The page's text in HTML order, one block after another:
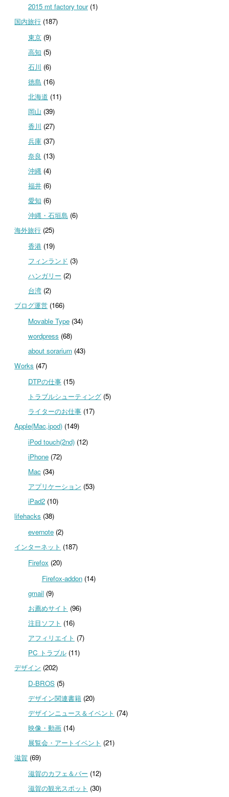
2015 mt factory tour(1)
国内旅行 (187)
東京(9)
高知 (5)
石川 (6)
徳島 (16)
北海道 (11)
岡山 (39)
香川 (27)
兵庫(37)
奈良 (13)
沖縄(4)
福井(6)
愛知 (6)
沖縄・石垣島 (6)
海外旅行 (25)
香港(19)
フィンランド (3)
ハンガリー (2)
台湾(2)
ブログ運営 (166)
Movable Type(34)
wordpress (68)
about sorarium(43)
Works (47)
DTPの仕事(15)
トラブルシューティング(5)
ライターのお仕事(17)
Apple(Mac,ipod) (149)
iPod touch(2nd)(12)
iPhone(72)
Mac(34)
アプリケーション (53)
iPad2(10)
lifehacks (38)
evernote(2)
インターネット (187)
Firefox (20)
Firefox-addon(14)
gmail (9)
お薦めサイト (96)
注目ソフト (16)
アフィリエイト (7)
PC トラブル(11)
デザイン (202)
D-BROS(5)
デザイン関連書籍(20)
デザインニュース＆イベント (74)
映像・動画(14)
展覧会・アートイベント (21)
滋賀 (69)
滋賀のカフェ＆バー (12)
滋賀の観光スポット (30)